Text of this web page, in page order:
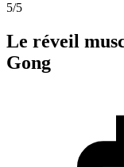
5/5
Le réveil
Gong